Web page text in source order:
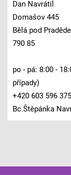
Dan Navrátil
Domašov 445
Bělá pod
790 85
po - pá: 8:00 -
případy)
+420 603 596
Bc.Štěpánka